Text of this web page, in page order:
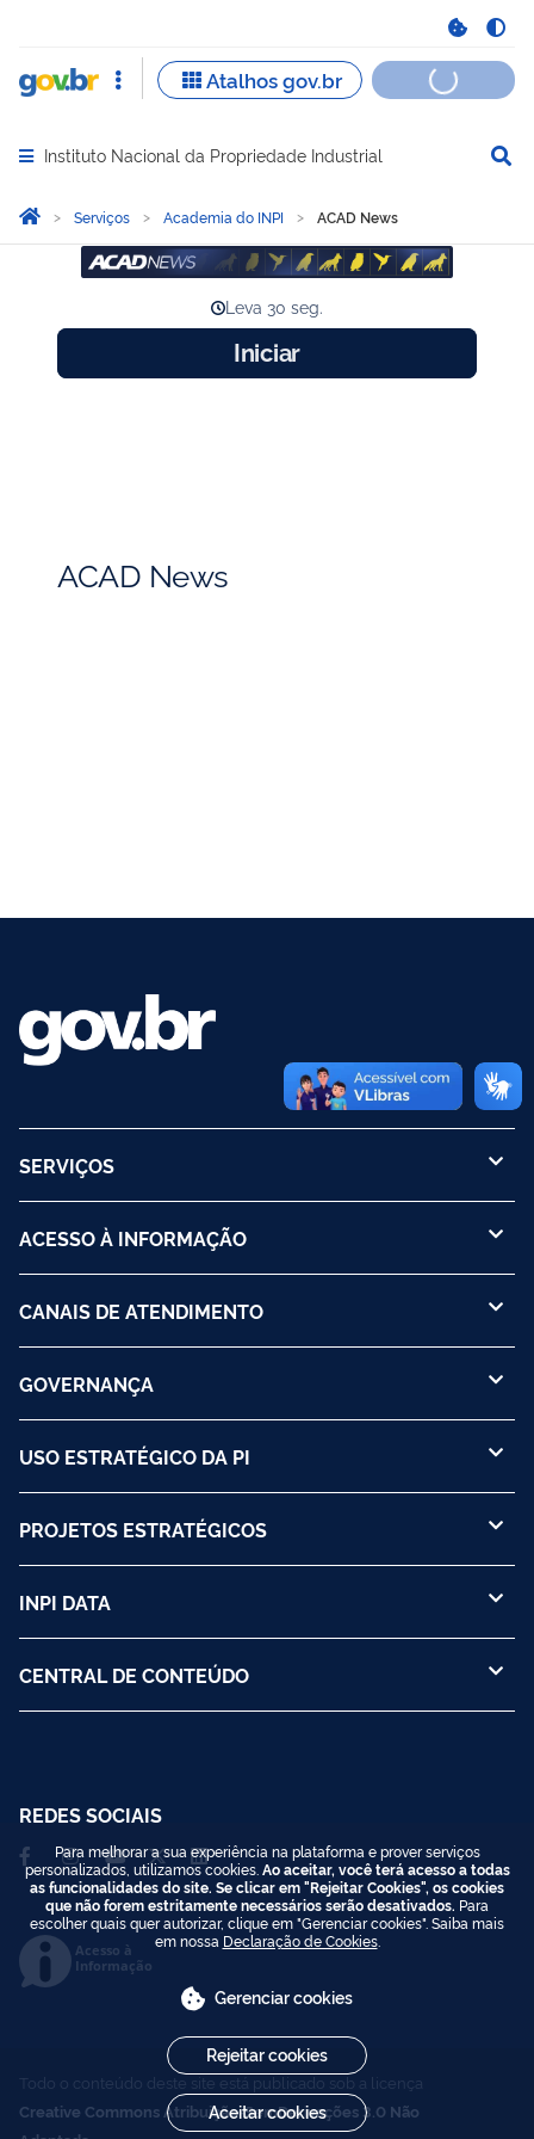
Abrir menu principal de navegação
Instituto Nacional da Propriedade Industrial
Você está aqui:
Página Inicial
Serviços Academia do INPI ACAD News
ACAD News
SERVIÇOS
ACESSO À INFORMAÇÃO
CANAIS DE ATENDIMENTO
GOVERNANÇA
USO ESTRATÉGICO DA PI
PROJETOS ESTRATÉGICOS
INPI DATA
CENTRAL DE CONTEÚDO
REDES SOCIAIS
Acesso à
Informação
Todo o conteúdo deste site está publicado sob a licença
Creative Commons Atribuição-SemDerivações 3.0 Não
Para melhorar a sua experiência na plataforma e prover serviços
personalizados, utilizamos cookies. Ao aceitar, você terá acesso a todas
as funcionalidades do site. Se clicar em "Rejeitar Cookies", os cookies
que não forem estritamente necessários serão desativados. Para
escolher quais quer autorizar, clique em "Gerenciar cookies". Saiba mais
em nossa Declaração de Cookies.
Gerenciar cookies
Rejeitar cookies
Aceitar cookies